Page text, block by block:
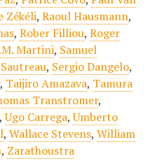
Zékéli, Raoul Hausmann,
, Rober Filliou, Roger
Martini, Samuel
, Sergio Dangelo,
, Taijiro Amazava, Tamura
Transtromer,
Ugo Carrega,Umberto
, Wallace Stevens, William
, Zarathoustra